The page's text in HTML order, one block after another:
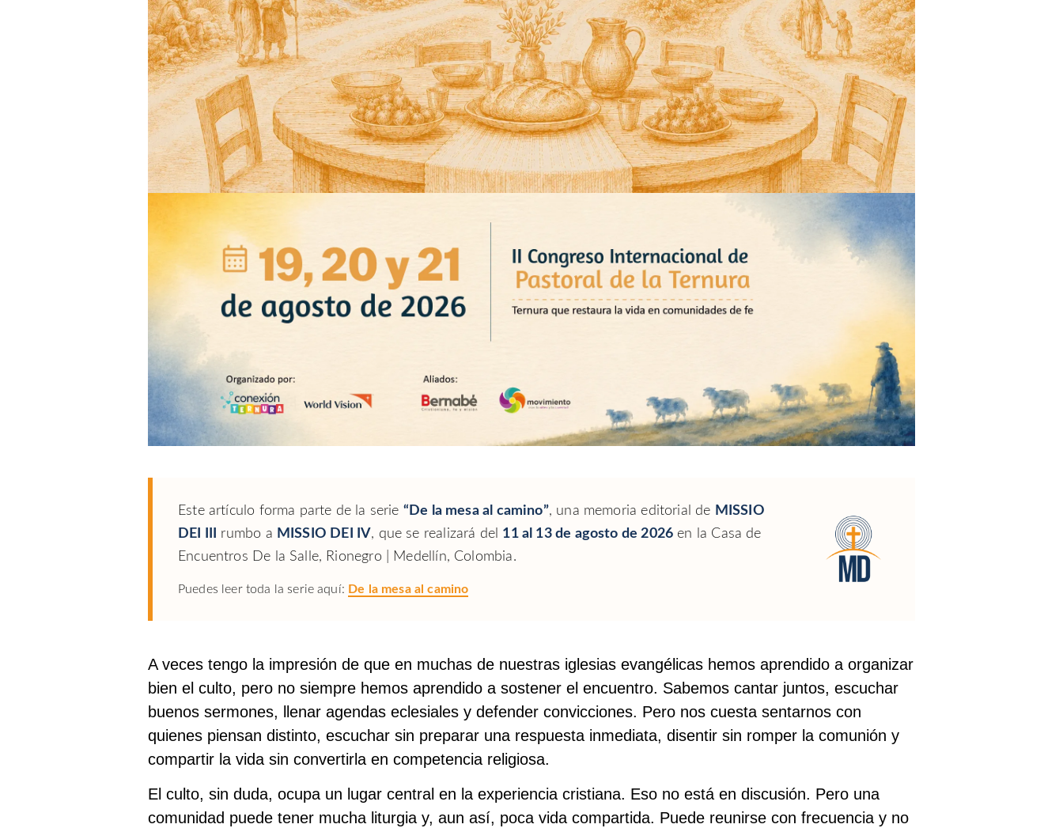
Este artículo forma parte de la serie “De la mesa al camino”, una memoria editorial de MISSIO
DEI III
rumbo a MISSIO DEI IV, que se realizará del 11 al 13 de agosto de 2026 en la Casa de
Encuentros De la Salle, Rionegro | Medellín, Colombia.
Puedes leer toda la serie aquí: De la mesa al camino
A veces tengo la impresión de que en muchas de nuestras iglesias evangélicas hemos aprendido a organizar
bien el culto, pero no siempre hemos aprendido a sostener el encuentro. Sabemos cantar juntos, escuchar
buenos sermones, llenar agendas eclesiales y defender convicciones. Pero nos cuesta sentarnos con
quienes piensan distinto, escuchar sin preparar una respuesta inmediata, disentir sin romper la comunión y
compartir la vida sin convertirla en competencia religiosa.
El culto, sin duda, ocupa un lugar central en la experiencia cristiana. Eso no está en discusión. Pero una
comunidad puede tener mucha liturgia y, aun así, poca vida compartida. Puede reunirse con frecuencia y no